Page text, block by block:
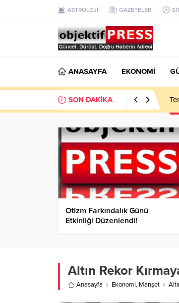
ASTROLOJİ GAZETELER
ANASAYFA EKONOMİ
SON DAKİKA
Otizm Farkındalık Günü
Etkinliği Düzenlendi!
Altın Rekor
Anasayfa Ekonomi, Manşet